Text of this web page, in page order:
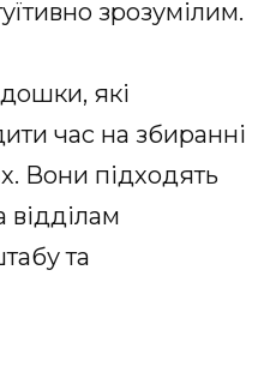
зрозумілим.
дошки, які
час на збиранні
Вони підходять
відділам
та